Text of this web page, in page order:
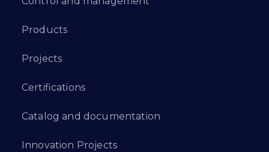
Products
Projects
Certifications
Catalog and documentation
Innovation Projects